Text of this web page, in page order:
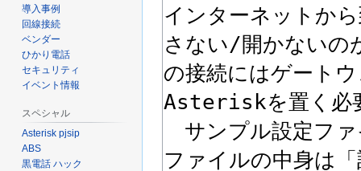
導入事例
回線接続
ベンダー
ひかり電話
セキュリティ
イベント情報
スペシャル
Asterisk pjsip
ABS
黒電話 ハック